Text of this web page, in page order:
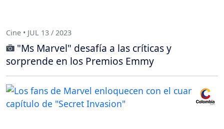
Cine • JUL 13 / 2023
"Ms Marvel" desafía a las críticas y
sorprende en los Premios Emmy